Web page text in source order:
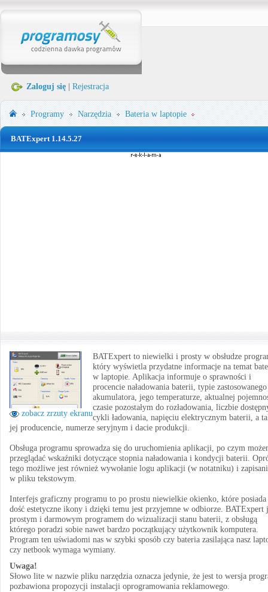
Zaloguj się Rejestracja
Programy Narzędzia Bateria w laptopie
BATExpert 1.14.5.27
zobacz zrzuty ekranu
BATExpert to niewielki i prosty w obsłudze
który wyświetla przydatne informacje na temat
w laptopie. Aplikacja informuje o sprawności i
procencie naładowania baterii, typie zastosowanego
akumulatora, jego temperaturze, aktualnej
czasie pozostałym do rozładowania, liczbie
cykli ładowania, napięciu elektrycznym baterii, a
jej producencie, numerze seryjnym i dacie produkcji.
Obsługa programu sprowadza się do uruchomienia aplikacji, po czym
przeglądać wskaźniki dotyczące stopnia naładowania i kondycji baterii.
tego możliwe jest również wywołanie logu aplikacji (w notatniku) i
w pliku tekstowym.
Interfejs graficzny programu to po prostu niewielkie okienko, które posiada
dość estetyczne ikony i dzięki temu jest przyjemne w odbiorze. BATExpert
prostym i darmowym programem do wizualizacji stanu baterii, z obsługą
którego poradzi sobie nawet bardzo początkujący użytkownik komputera.
Program ten uświadomi nas w szybki sposób czy bateria zasilająca nasz
czy netbook wymaga wymiany.
Uwaga!
Słowo lite w nazwie pliku narzędzia oznacza jedynie, że jest to wersja
pozbawiona propozycji instalacji oprogramowania reklamowego.